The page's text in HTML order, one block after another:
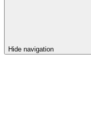
Hide navigation